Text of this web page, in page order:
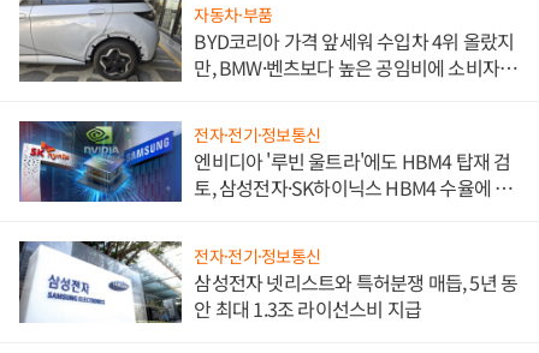
자동차·부품
BYD코리아 가격 앞세워 수입차 4위 올랐지
만, BMW·벤츠보다 높은 공임비에 소비자
전자·전기·정보통신
엔비디아 '루빈 울트라'에도 HBM4 탑재 검
토, 삼성전자·SK하이닉스 HBM4 수율에 주
전자·전기·정보통신
삼성전자 넷리스트와 특허분쟁 매듭, 5년 동
안 최대 1.3조 라이선스비 지급